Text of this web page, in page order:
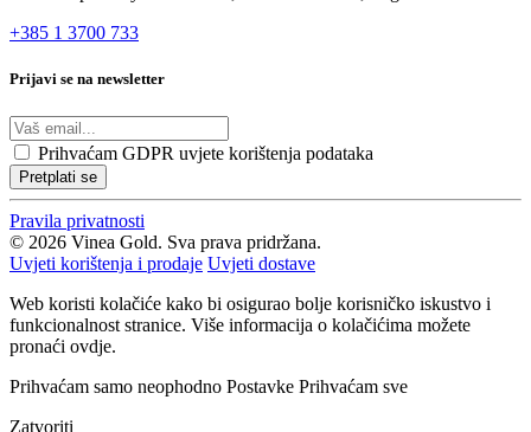
+385 1 3700 733
Prijavi se na newsletter
Prihvaćam GDPR uvjete korištenja podataka
Pretplati se
Pravila privatnosti
© 2026 Vinea Gold. Sva prava pridržana.
Uvjeti korištenja i prodaje Uvjeti dostave
Web koristi kolačiće kako bi osigurao bolje korisničko iskustvo i
funkcionalnost stranice. Više informacija o kolačićima možete
pronaći ovdje.
Prihvaćam samo neophodno Postavke Prihvaćam sve
Zatvoriti